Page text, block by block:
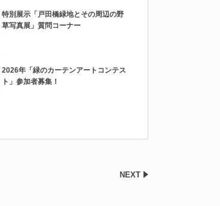
特別展示「戸田橋緑地とその周辺の野
草写真展」質問コーナー
2026年「緑のカーテンアートコンテス
ト」参加者募集！
NEXT